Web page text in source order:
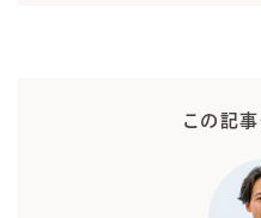
この記